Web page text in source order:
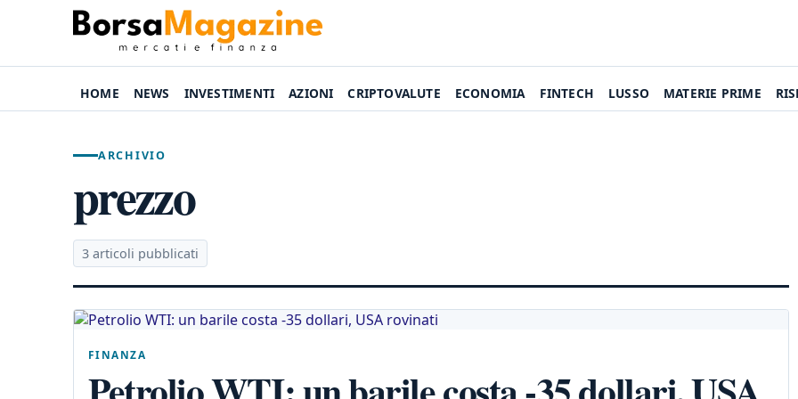
HOME NEWS INVESTIMENTI AZIONI CRIPTOVALUTE ECONOMIA FINTECH LUSSO MATERIE PRIME
ARCHIVIO
prezzo
3 articoli pubblicati
FINANZA